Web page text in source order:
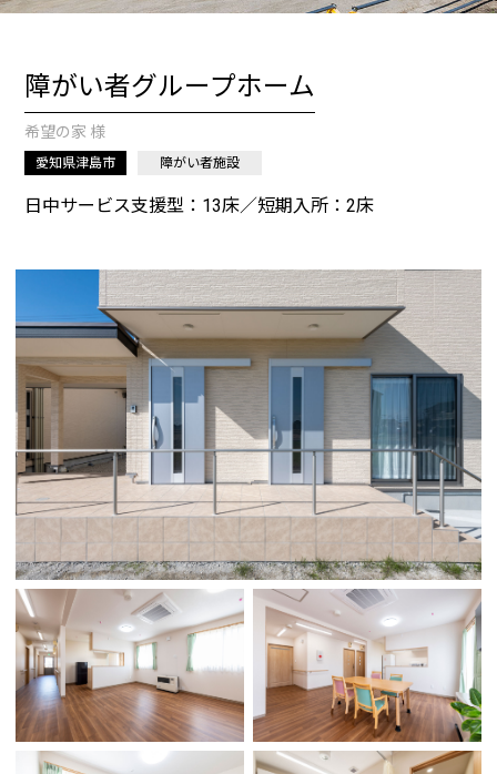
障がい者グループホーム
希望の家 様
愛知県津島市 障がい者施設
日中サービス支援型：13床／短期入所：2床